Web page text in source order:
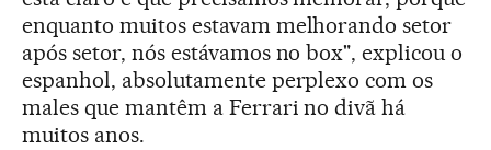
enquanto muitos estavam melhorando setor
após setor, nós estávamos no box", explicou o
espanhol, absolutamente perplexo com os
males que mantêm a Ferrari no divã há
muitos anos.